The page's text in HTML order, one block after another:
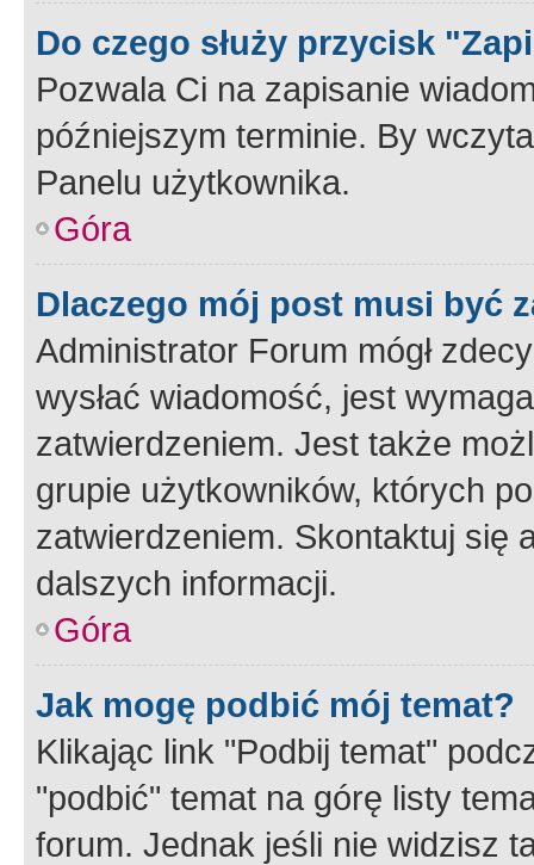
Do czego służy przycisk
Pozwala Ci na zapisanie
późniejszym terminie. By
Panelu użytkownika.
Góra
Dlaczego mój post musi być
Administrator Forum mógł
wysłać wiadomość, jest
zatwierdzeniem. Jest także
grupie użytkowników, których
zatwierdzeniem. Skontaktuj się
dalszych informacji.
Góra
Jak mogę podbić mój temat?
Klikając link "Podbij temat"
"podbić" temat na górę listy
forum. Jednak jeśli nie widzisz